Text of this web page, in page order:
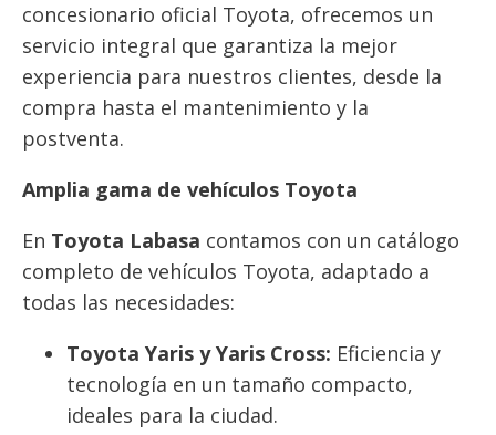
concesionario oficial Toyota, ofrecemos un
servicio integral que garantiza la mejor
experiencia para nuestros clientes, desde la
compra hasta el mantenimiento y la
postventa.
Amplia gama de vehículos Toyota
En Toyota Labasa contamos con un catálogo
completo de vehículos Toyota, adaptado a
todas las necesidades:
Toyota Yaris y Yaris Cross: Eficiencia y
tecnología en un tamaño compacto,
ideales para la ciudad.